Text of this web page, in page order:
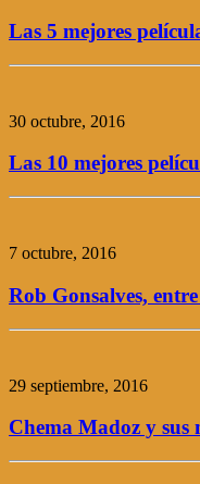
Las 5 mejores
30 octubre, 2016
Las 10 mejores
7 octubre, 2016
Rob Gonsalves,
29 septiembre, 2016
Chema Madoz y sus